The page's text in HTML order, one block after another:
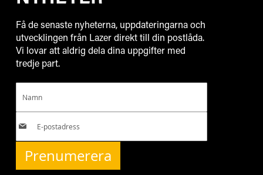
Få de senaste nyheterna, uppdateringarna och
utvecklingen från Lazer direkt till din postlåda.
Vi lovar att aldrig dela dina uppgifter med
tredje part.
Prenumerera